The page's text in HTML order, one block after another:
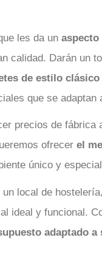
les da un
calidad. Darán un
de estilo clásico
que se
precios de fábrica
ofrecer el
único y
local de
ideal y funcional.
adaptado a